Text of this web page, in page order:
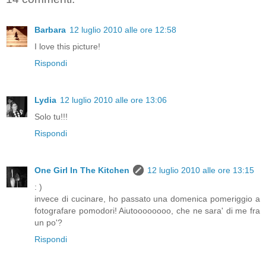
Barbara 12 luglio 2010 alle ore 12:58
I love this picture!
Rispondi
Lydia 12 luglio 2010 alle ore 13:06
Solo tu!!!
Rispondi
One Girl In The Kitchen
12 luglio 2010 alle ore 13:15
: )
invece di cucinare, ho passato una domenica pomeriggio a
fotografare pomodori! Aiutoooooooo, che ne sara' di me fra
un po'?
Rispondi